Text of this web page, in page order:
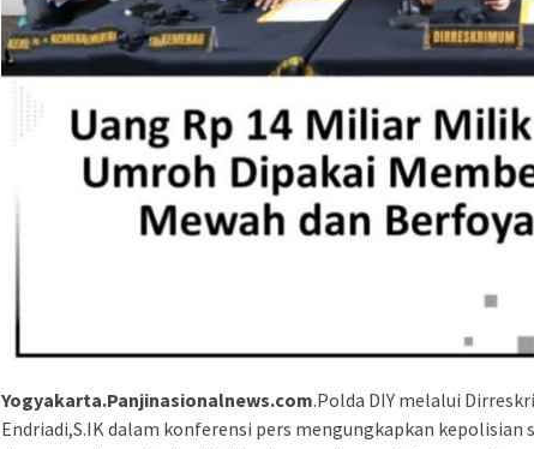
Yogyakarta.Panjinasionalnews.com.Polda DIY melalui
Endriadi,S.IK dalam konferensi pers mengungkapkan kepolisian